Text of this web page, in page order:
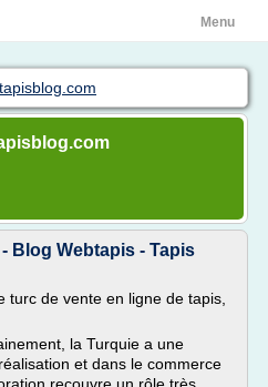
Menu
Blog Webtapis - Tapis
turc de vente en ligne de tapis,
la Turquie a une
et dans le commerce